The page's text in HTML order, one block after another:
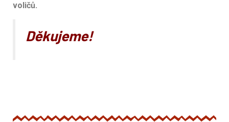
voličů.
Děkujeme!